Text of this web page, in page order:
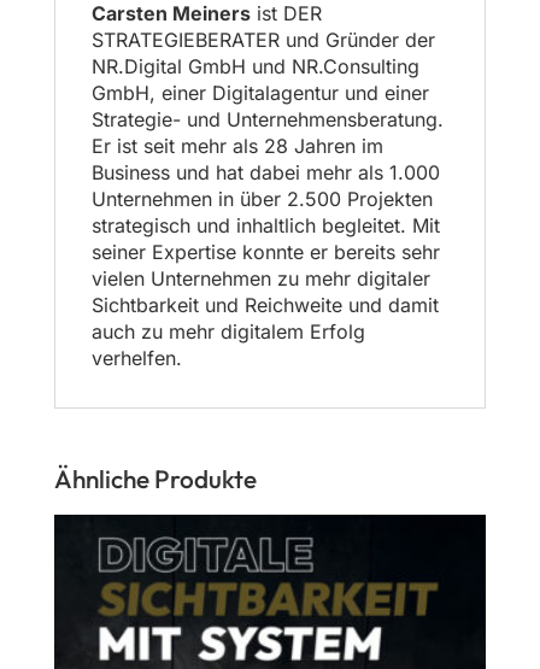
Carsten Meinersist DER
STRATEGIEBERATER und Gründer der
NR.Digital GmbH und NR.Consulting
GmbH, einer Digitalagentur und einer
Strategie- und Unternehmensberatung.
Er ist seit mehr als 28 Jahren im
Business und hat dabei mehr als 1.000
Unternehmen in über 2.500 Projekten
strategisch und inhaltlich begleitet. Mit
seiner Expertise konnte er bereits sehr
vielen Unternehmen zu mehr digitaler
Sichtbarkeit und Reichweite und damit
auch zu mehr digitalem Erfolg
verhelfen.
Ähnliche Produkte